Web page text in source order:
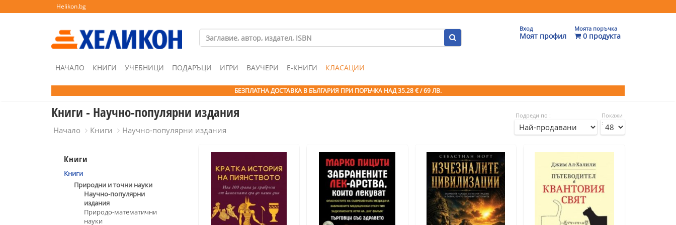
Helikon.bg
Вход
Моят профил
Моята поръчка
0 продукта
НАЧАЛО КНИГИ УЧЕБНИЦИ ПОДАРЪЦИ ИГРИ ВАУЧЕРИ Е-КНИГИ КЛАСАЦИИ
БЕЗПЛАТНА ДОСТАВКА В БЪЛГАРИЯ ПРИ ПОРЪЧКА НАД 35.28 € / 69 ЛВ.
Книги - Научно-популярни издания
Начало Книги Научно-популярни издания
Подреди по :
Покажи
:
Книги
Книги
Природни и точни науки
Научно-популярни
издания
Природо-математични
науки